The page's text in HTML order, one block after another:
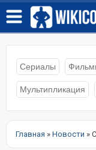
Сериалы
Мультипликация
Главная » Новости »